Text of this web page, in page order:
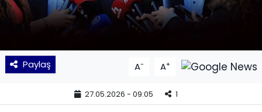
Paylaş A- A+
27.05.2026 - 09:05 1
TEKNOLOJİ
YEREL POLİTİKA
YEREL YÖNETİMLER